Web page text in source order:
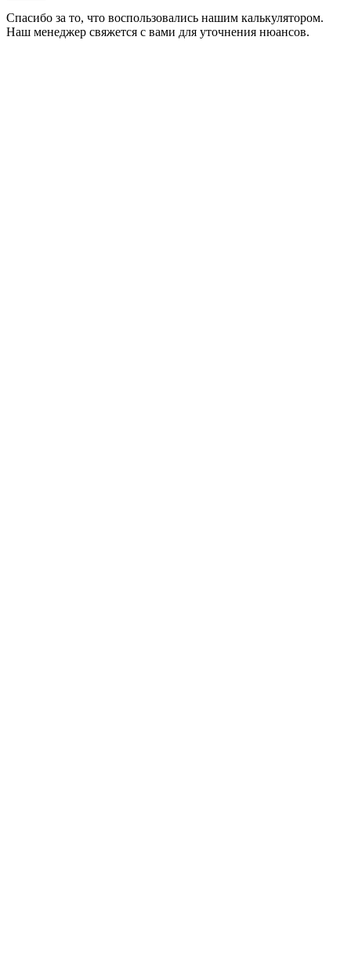
Спасибо за то, что воспользовались нашим калькулятором.
Наш менеджер свяжется с вами для уточнения нюансов.